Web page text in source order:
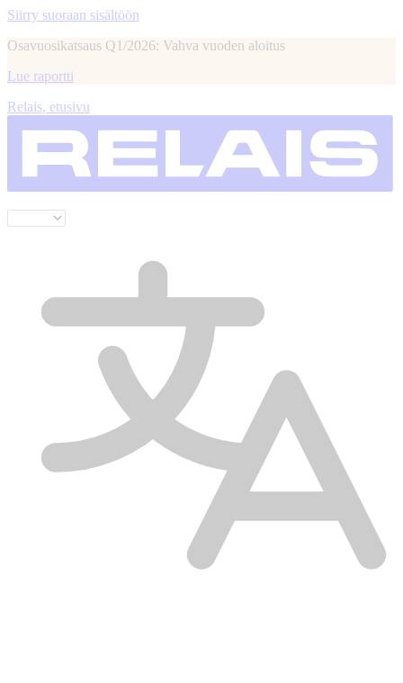
Siirry suoraan sisältöön
Osavuosikatsaus Q1/2026: Vahva vuoden aloitus
Lue raportti
Relais, etusivu